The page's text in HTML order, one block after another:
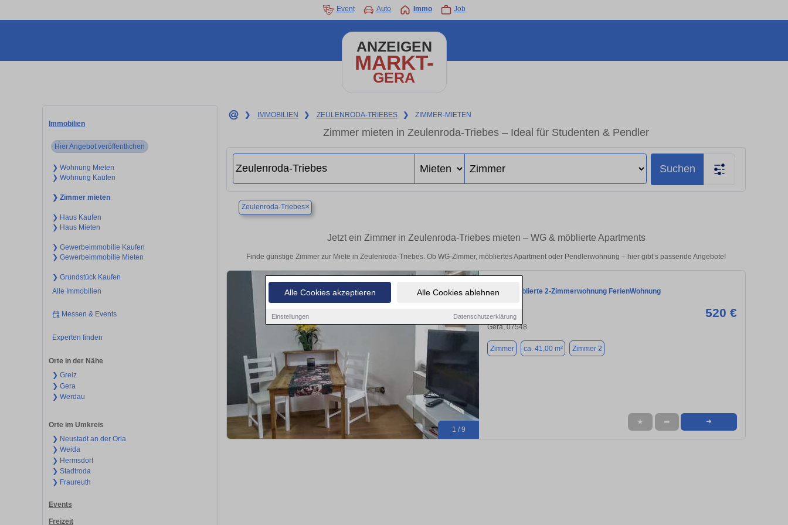
Alle Cookies akzeptieren Alle Cookies ablehnen
Einstellungen Datenschutzerklärung
Event Auto Immo Job
ANZEIGEN
MARKT-
GERA
Immobilien
Hier Angebot veröffentlichen
❯ Wohnung Mieten
❯ Wohnung Kaufen
❯ Zimmer mieten
❯ Haus Kaufen
❯ Haus Mieten
❯ Gewerbeimmobilie Kaufen
❯ Gewerbeimmobilie Mieten
❯ Grundstück Kaufen
Alle Immobilien
Messen & Events
Experten finden
Orte in der Nähe
❯ Greiz
❯ Gera
❯ Werdau
Orte im Umkreis
❯ Neustadt an der Orla
❯ Weida
❯ Hermsdorf
❯ Stadtroda
❯ Fraureuth
Events
Freizeit
❯ IMMOBILIEN ❯ ZEULENRODA-TRIEBES ❯ ZIMMER-MIETEN
Zimmer mieten in Zeulenroda-Triebes – Ideal für Studenten & Pendler
Suchen
Zeulenroda-Triebes×
Jetzt ein Zimmer in Zeulenroda-Triebes mieten – WG & möblierte Apartments
Finde günstige Zimmer zur Miete in Zeulenroda-Triebes. Ob WG-Zimmer, möbliertes Apartment oder Pendlerwohnung – hier gibt’s passende Angebote!
1 / 9
kompl. möblierte 2-Zimmerwohnung FerienWohnung
520 €
Gera, 07548
Zimmer ca. 41,00 m² Zimmer 2
★ ➦ ➜